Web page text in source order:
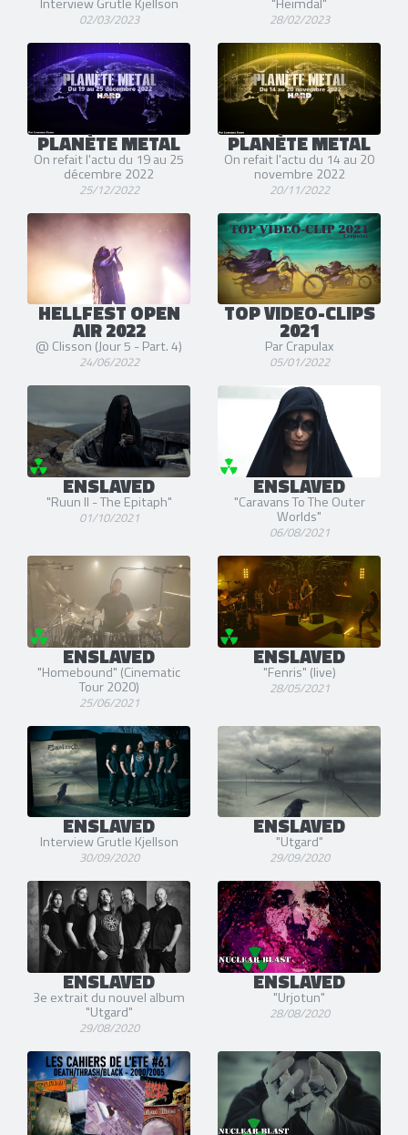
02/03/2023 28/02/2023
PLANÈTE METAL
On refait l'actu du 19 au 25
décembre 2022
25/12/2022
PLANÈTE METAL
On refait l'actu du 14 au 20
novembre 2022
20/11/2022
HELLFEST OPEN
AIR 2022
@ Clisson (Jour 5 - Part. 4)
24/06/2022
TOP VIDEO-CLIPS
2021
Par Crapulax
05/01/2022
ENSLAVED
"Ruun II - The Epitaph"
01/10/2021
ENSLAVED
"Caravans To The Outer
Worlds"
06/08/2021
ENSLAVED
"Homebound" (Cinematic
Tour 2020)
25/06/2021
ENSLAVED
"Fenris" (live)
28/05/2021
ENSLAVED
Interview Grutle Kjellson
30/09/2020
ENSLAVED
"Utgard"
29/09/2020
ENSLAVED
3e extrait du nouvel album
"Utgard"
29/08/2020
ENSLAVED
"Urjotun"
28/08/2020